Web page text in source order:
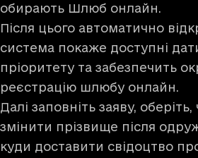
обирають Шлюб онлайн.
Після цього автоматично
система покаже доступні
пріоритету та забезпечить
реєстрацію шлюбу онлайн.
Далі заповніть заяву,
змінити прізвище після
куди доставити свідоцтво